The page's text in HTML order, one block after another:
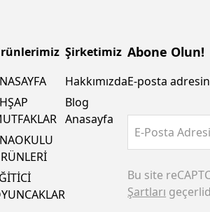
Şirketimiz
Hakkımızda
Blog
Anasayfa
Abone Olun!
E-posta
E-Posta Adresi
Bu site
Şartları